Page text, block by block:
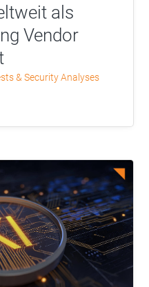
als
Vendor
& Security Analyses